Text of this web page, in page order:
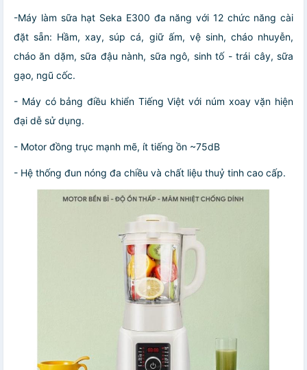
-Máy làm sữa hạt Seka E300 đa năng với 12 chức năng cài
đặt sẵn: Hầm, xay, súp cá, giữ ấm, vệ sinh, cháo nhuyễn,
cháo ăn dặm, sữa đậu nành, sữa ngô, sinh tố - trái cây, sữa
gạo, ngũ cốc.
- Máy có bảng điều khiển Tiếng Việt với núm xoay vặn hiện
đại dễ sử dụng.
- Motor đồng trục mạnh mẽ, ít tiếng ồn ~75dB
- Hệ thống đun nóng đa chiều và chất liệu thuỷ tinh cao cấp.